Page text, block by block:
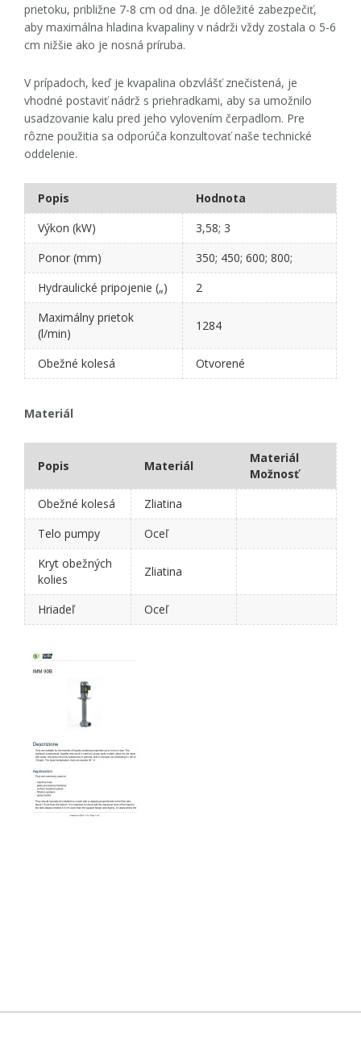
prietoku, približne 7-8 cm od dna. Je dôležité zabezpečiť,
aby maximálna hladina kvapaliny v nádrži vždy zostala o 5-6
cm nižšie ako je nosná príruba.
V prípadoch, keď je kvapalina obzvlášť znečistená, je
vhodné postaviť nádrž s priehradkami, aby sa umožnilo
usadzovanie kalu pred jeho vylovením čerpadlom. Pre
rôzne použitia sa odporúča konzultovať naše technické
oddelenie.
Popis
Hodnota
Výkon (kW)
3,58; 3
Ponor (mm)
350; 450; 600; 800;
Hydraulické pripojenie („)
2
Maximálny prietok
(l/min)
1284
Obežné kolesá Otvorené
Materiál
Popis Materiál
Materiál
Možnosť
Obežné kolesá
Zliatina
Telo pumpy
Oceľ
Kryt obežných
kolies
Zliatina
Hriadeľ Oceľ